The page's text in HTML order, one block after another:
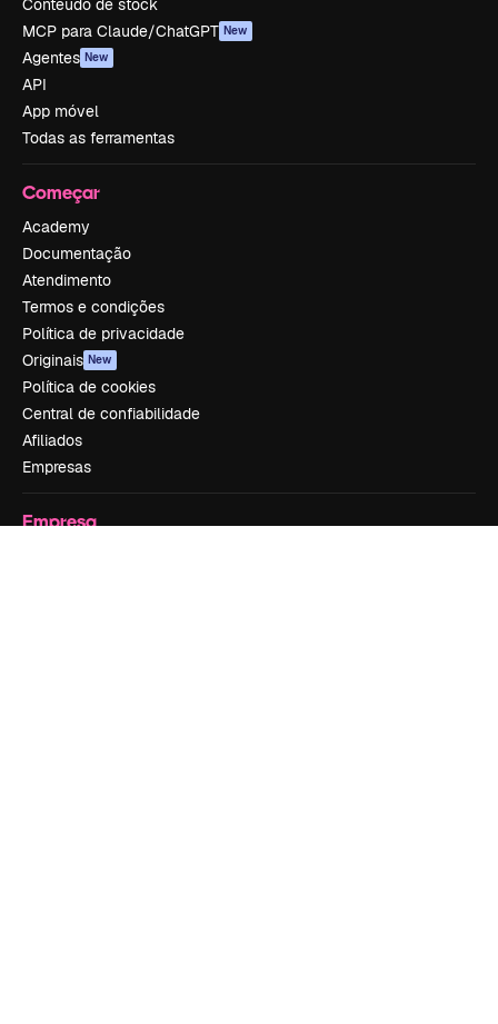
Conteúdo de stock
MCP para Claude/ChatGPT New
Agentes New
API
App móvel
Todas as ferramentas
Começar
Academy
Documentação
Atendimento
Termos e condições
Política de privacidade
Originais New
Política de cookies
Central de confiabilidade
Afiliados
Empresas
Empresa